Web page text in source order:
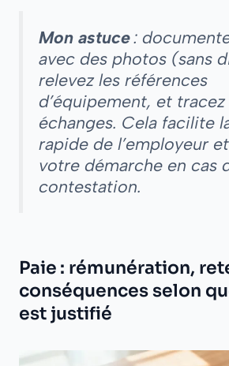
Mon astuce:
avec des photos (sans
relevez les références
d’équipement, et
échanges. Cela facilite
rapide de l’employeur
votre démarche en cas
contestation.
Paie : rémunération,
conséquences selon
est justifié